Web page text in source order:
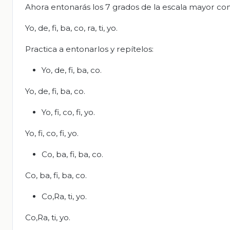
Ahora entonarás los 7 grados de la escala mayor
Yo, de, fi, ba, co, ra, ti, yo.
Practica a entonarlos y repítelos:
Yo, de, fi, ba, co.
Yo, de, fi, ba, co.
Yo, fi, co, fi, yo.
Yo, fi, co, fi, yo.
Co, ba, fi, ba, co.
Co, ba, fi, ba, co.
Co,Ra, ti, yo.
Co,Ra, ti, yo.